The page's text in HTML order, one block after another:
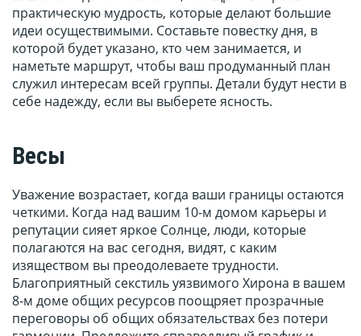
практическую мудрость, которые делают большие
идеи осуществимыми. Составьте повестку дня, в
которой будет указано, кто чем занимается, и
наметьте маршрут, чтобы ваш продуманный план
служил интересам всей группы. Детали будут нести в
себе надежду, если вы выберете ясность.
Весы
Уважение возрастает, когда ваши границы остаются
четкими. Когда над вашим 10-м домом карьеры и
репутации сияет яркое Солнце, люди, которые
полагаются на вас сегодня, видят, с каким
изяществом вы преодолеваете трудности.
Благоприятный секстиль уязвимого Хирона в вашем
8-м доме общих ресурсов поощряет прозрачные
переговоры об общих обязательствах без потери